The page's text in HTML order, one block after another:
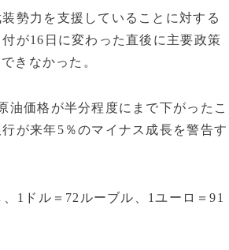
勢力を支援していることに対する
が16日に変わった直後に主要政策
きなかった。
価格が半分程度にまで下がったこ
が来年5％のマイナス成長を警告す
1ドル＝72ルーブル、1ユーロ＝91